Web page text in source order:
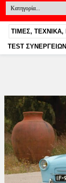
TEST ΣΥΝΕΡΓΕΙΩΝ